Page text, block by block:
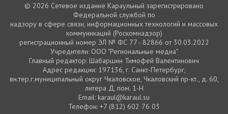
© 2026 Сетевое издание Караульный зарегистрировано
Федеральной службой по
надзору в сфере связи, информационных технологий и массовых
коммуникаций (Роскомнадзор)
регистрационный номер ЭЛ № ФС 77 - 82866 от 30.03.2022
Учредители: ООО "Региональные медиа"
Главный редактор: Шабаршин Тимофей Валентинович
Адрес редакции: 197136, г. Санкт-Петербург,
вн.тер.г.муниципальный округ Чкаловское, Чкаловский пр-кт., д. 60,
литера Д, пом. 1-Н
Email: karaul@karaul.su
Телефон: +7 (812) 602 76 03